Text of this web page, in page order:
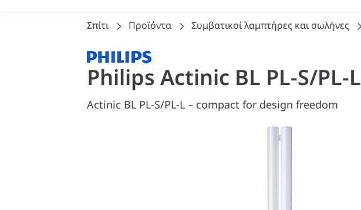
Σπίτι Προϊόντα Συμβατικοί λαμπτήρες και σωλήνες
Philips Actinic BL PL-S/PL-L
Actinic BL PL-S/PL-L – compact for design freedom